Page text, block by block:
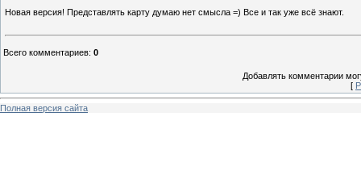
Новая версия! Представлять карту думаю нет смысла =) Все и так уже всё знают.
Всего комментариев: 0
Добавлять комментарии
[
Полная версия сайта